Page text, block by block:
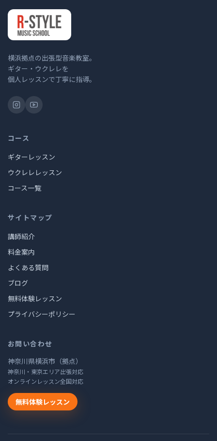
横浜拠点の出張型音楽教室。
ギター・ウクレレを
個人レッスンで丁寧に指導。
コース
ギターレッスン
ウクレレレッスン
コース一覧
サイトマップ
講師紹介
料金案内
よくある質問
ブログ
無料体験レッスン
プライバシーポリシー
お問い合わせ
神奈川県横浜市（拠点）
神奈川・東京エリア出張対応
オンラインレッスン全国対応
無料体験レッスン